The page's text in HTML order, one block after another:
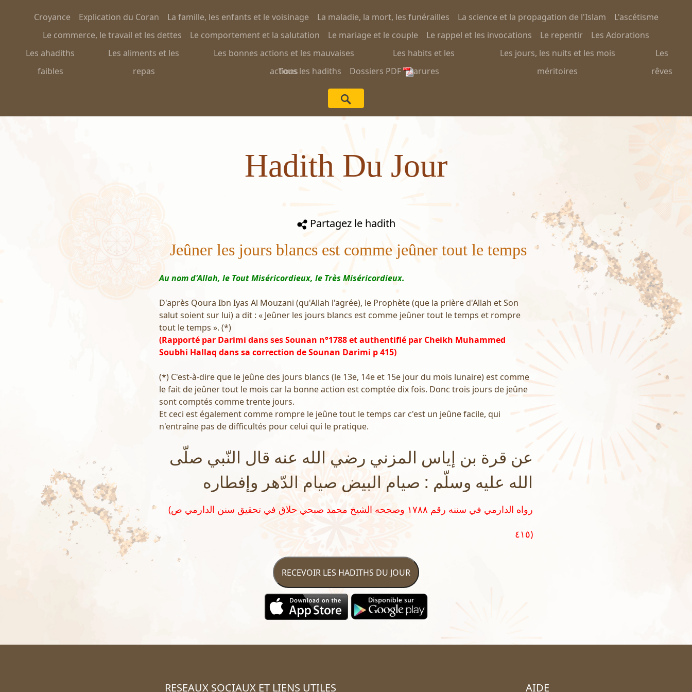
Croyance Explication du Coran La famille, les enfants et le voisinage La maladie, la mort, les funérailles La science et la propagation de l'Islam
L'ascétisme
Le commerce, le travail et les dettes
Le comportement et la salutation Le mariage et le couple Le rappel et les invocations Le repentir
Les Adorations
Les ahadiths
faibles
Les aliments et les
repas
Les bonnes actions et les mauvaises
actions
Les habits et les
parures
Les jours, les nuits et les mois
méritoires
Les
rêves
Tous les hadiths Dossiers PDF
Hadith Du Jour
Partagez le hadith
Jeûner les jours blancs est comme jeûner tout le temps
Au nom d'Allah, le Tout Miséricordieux, le Très Miséricordieux.
D'après Qoura Ibn Iyas Al Mouzani (qu'Allah l'agrée), le Prophète (que la prière d'Allah et Son
salut soient sur lui) a dit : « Jeûner les jours blancs est comme jeûner tout le temps et rompre
tout le temps ». (*)
(Rapporté par Darimi dans ses Sounan n°1788 et authentifié par Cheikh Muhammed
Soubhi Hallaq dans sa correction de Sounan Darimi p 415)
(*) C'est-à-dire que le jeûne des jours blancs (le 13e, 14e et 15e jour du mois lunaire) est comme
le fait de jeûner tout le mois car la bonne action est comptée dix fois. Donc trois jours de jeûne
sont comptés comme trente jours.
Et ceci est également comme rompre le jeûne tout le temps car c'est un jeûne facile, qui
n'entraîne pas de difficultés pour celui qui le pratique.
عن قرة بن إياس المزني رضي الله عنه قال النّبي صلّى
الله عليه وسلّم : صيام البيض صيام الدّهر وإفطاره
(رواه الدارمي في سننه رقم ١٧٨٨ وصححه الشيخ محمد صبحي حلاق في تحقيق سنن الدارمي ص
٤١٥)
RECEVOIR LES HADITHS DU JOUR
RESEAUX SOCIAUX ET LIENS UTILES AIDE